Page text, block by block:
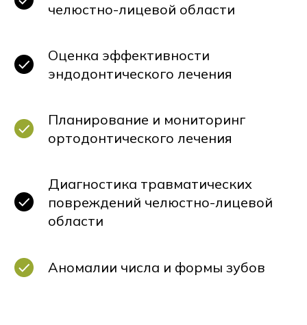
челюстно-лицевой области
Оценка эффективности
эндодонтического лечения
Планирование и мониторинг
ортодонтического лечения
Диагностика травматических
повреждений челюстно-лицевой
области
Аномалии числа и формы зубов